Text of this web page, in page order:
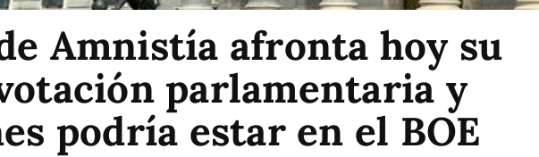
Amnistía afronta hoy su
parlamentaria y
podría estar en el BOE